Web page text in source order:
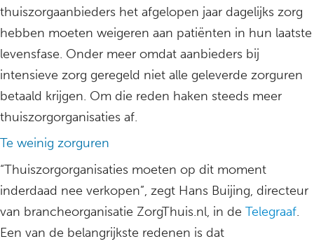
thuiszorgaanbieders het afgelopen jaar dagelijks zorg
hebben moeten weigeren aan patiënten in hun laatste
levensfase. Onder meer omdat aanbieders bij
intensieve zorg geregeld niet alle geleverde zorguren
betaald krijgen. Om die reden haken steeds meer
thuiszorgorganisaties af.
Te weinig zorguren
“Thuiszorgorganisaties moeten op dit moment
inderdaad nee verkopen”, zegt Hans Buijing, directeur
van brancheorganisatie ZorgThuis.nl, in de Telegraaf.
Een van de belangrijkste redenen is dat